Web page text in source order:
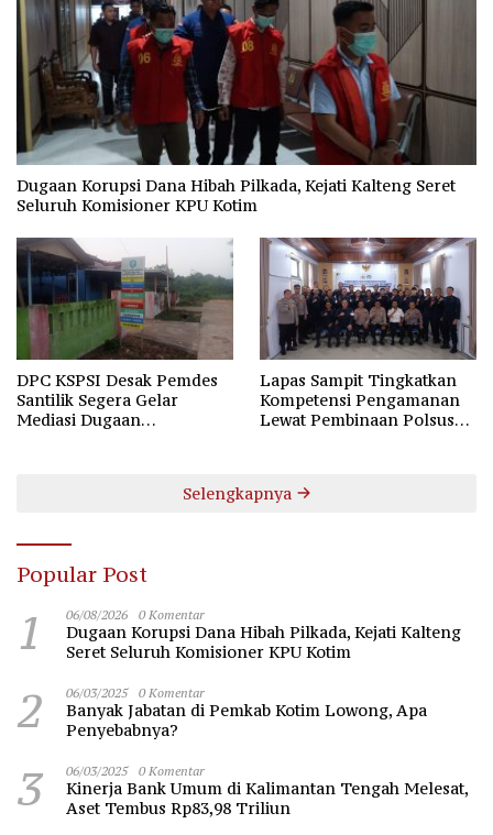
Dugaan Korupsi Dana Hibah Pilkada, Kejati Kalteng Seret
Seluruh Komisioner KPU Kotim
DPC KSPSI Desak Pemdes
Santilik Segera Gelar
Mediasi Dugaan
Lapas Sampit Tingkatkan
Kompetensi Pengamanan
Lewat Pembinaan Polsus
Selengkapnya
Popular Post
1 06/08/2026 0 Komentar
Dugaan Korupsi Dana Hibah Pilkada, Kejati Kalteng
Seret Seluruh Komisioner KPU Kotim
2 06/03/2025 0 Komentar
Banyak Jabatan di Pemkab Kotim Lowong, Apa
Penyebabnya?
3 06/03/2025 0 Komentar
Kinerja Bank Umum di Kalimantan Tengah Melesat,
Aset Tembus Rp83,98 Triliun